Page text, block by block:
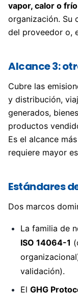
vapor, calor o frío
organización. Su
del proveedor o,
Alcance 3:
Cubre las
y distribución,
generados,
productos
Es el alcance
requiere mayor
Estándares
Dos marcos
La familia de
ISO 14064-1
validación).
El GHG